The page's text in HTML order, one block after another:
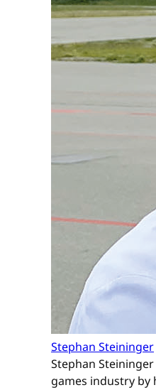
Stephan Steininger
Stephan
games industry by